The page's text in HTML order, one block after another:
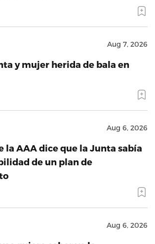
Aug 7, 2026
y mujer herida de bala en
Aug 6, 2026
la AAA dice que la Junta sabía
de un plan de
Aug 6, 2026